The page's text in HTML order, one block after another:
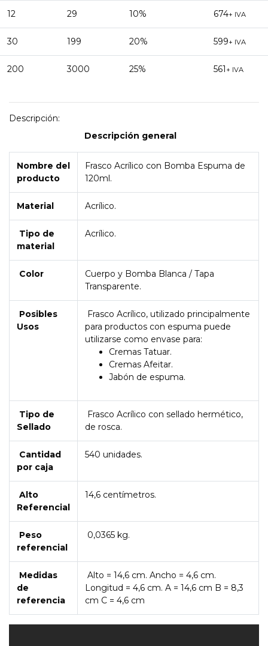
12 29 10% 674+ IVA
30 199 20% 599+ IVA
200 3000 25% 561 + IVA
Descripción:
Descripción general
Nombre del
producto
Frasco Acrílico con Bomba Espuma de
120ml.
Material Acrílico.
Tipo de
material
Acrílico.
Color
Cuerpo y Bomba Blanca / Tapa
Transparente.
Posibles
Usos
Frasco Acrílico, utilizado principalmente
para productos con espuma puede
utilizarse como envase para:
Cremas Tatuar.
Cremas Afeitar.
Jabón de espuma.
Tipo de
Sellado
Frasco Acrílico con sellado hermético,
de rosca.
Cantidad
por caja
540 unidades.
Alto
Referencial
14,6 centímetros.
Peso
referencial
0,0365 kg.
Medidas
de
referencia
Alto = 14,6 cm. Ancho = 4,6 cm.
Longitud = 4,6 cm. A = 14,6 cm B = 8,3
cm C = 4,6 cm